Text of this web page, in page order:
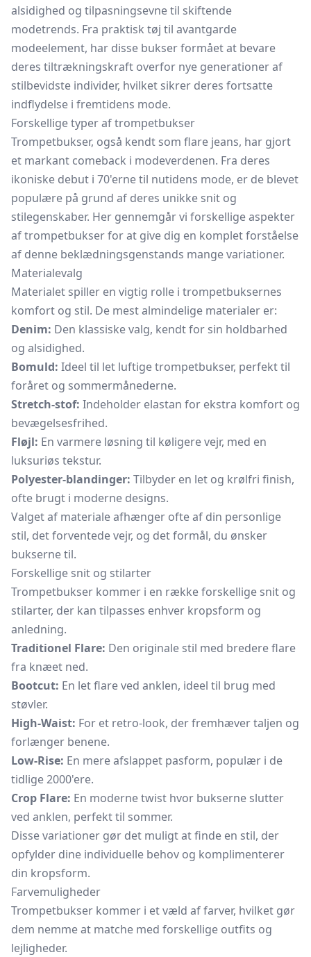
alsidighed og tilpasningsevne til skiftende
modetrends. Fra praktisk tøj til avantgarde
modeelement, har disse bukser formået at bevare
deres tiltrækningskraft overfor nye generationer af
stilbevidste individer, hvilket sikrer deres fortsatte
indflydelse i fremtidens mode.
Forskellige typer af trompetbukser
Trompetbukser, også kendt som flare jeans, har gjort
et markant comeback i modeverdenen. Fra deres
ikoniske debut i 70'erne til nutidens mode, er de blevet
populære på grund af deres unikke snit og
stilegenskaber. Her gennemgår vi forskellige aspekter
af trompetbukser for at give dig en komplet forståelse
af denne beklædningsgenstands mange variationer.
Materialevalg
Materialet spiller en vigtig rolle i trompetbuksernes
komfort og stil. De mest almindelige materialer er:
Denim: Den klassiske valg, kendt for sin holdbarhed
og alsidighed.
Bomuld: Ideel til let luftige trompetbukser, perfekt til
foråret og sommermånederne.
Stretch-stof: Indeholder elastan for ekstra komfort og
bevægelsesfrihed.
Fløjl: En varmere løsning til køligere vejr, med en
luksuriøs tekstur.
Polyester-blandinger: Tilbyder en let og krølfri finish,
ofte brugt i moderne designs.
Valget af materiale afhænger ofte af din personlige
stil, det forventede vejr, og det formål, du ønsker
bukserne til.
Forskellige snit og stilarter
Trompetbukser kommer i en række forskellige snit og
stilarter, der kan tilpasses enhver kropsform og
anledning.
Traditionel Flare: Den originale stil med bredere flare
fra knæet ned.
Bootcut: En let flare ved anklen, ideel til brug med
støvler.
High-Waist: For et retro-look, der fremhæver taljen og
forlænger benene.
Low-Rise: En mere afslappet pasform, populær i de
tidlige 2000'ere.
Crop Flare: En moderne twist hvor bukserne slutter
ved anklen, perfekt til sommer.
Disse variationer gør det muligt at finde en stil, der
opfylder dine individuelle behov og komplimenterer
din kropsform.
Farvemuligheder
Trompetbukser kommer i et væld af farver, hvilket gør
dem nemme at matche med forskellige outfits og
lejligheder.